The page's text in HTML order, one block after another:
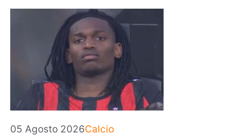
05 Agosto 2026Categorie
Calcio